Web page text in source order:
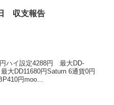
収支報告
ハイ設定4288円 最大DD-
大DD11680円Saturn 6通貨0円
円moo...